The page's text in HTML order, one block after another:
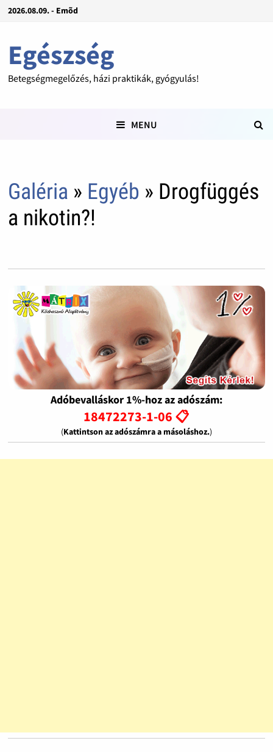
2026.08.09. - Emõd
Egészség
Betegségmegelőzés, házi praktikák, gyógyulás!
MENU
Galéria » Egyéb » Drogfüggés
a nikotin?!
Adóbevalláskor 1%-hoz az adószám:
18472273-1-06 📋
(Kattintson az adószámra a másoláshoz.)